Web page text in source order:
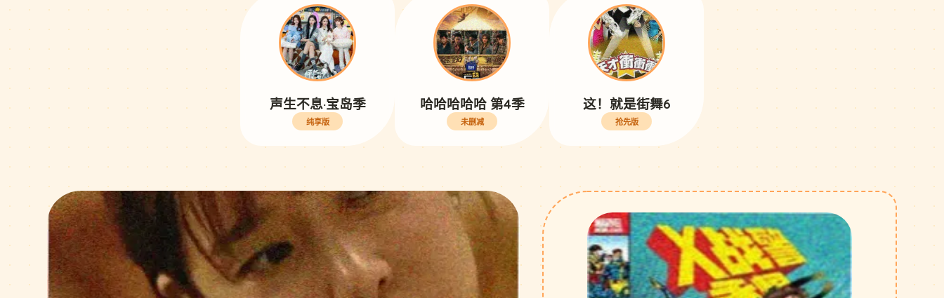
声生不息·宝岛季
纯享版
哈哈哈哈哈 第4季
未删减
这！就是街舞6
抢先版